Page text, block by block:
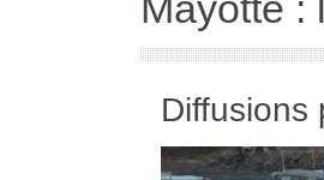
Diffusions